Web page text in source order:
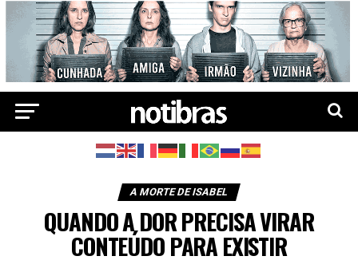
A MORTE DE ISABEL
QUANDO A DOR PRECISA VIRAR
CONTEÚDO PARA EXISTIR